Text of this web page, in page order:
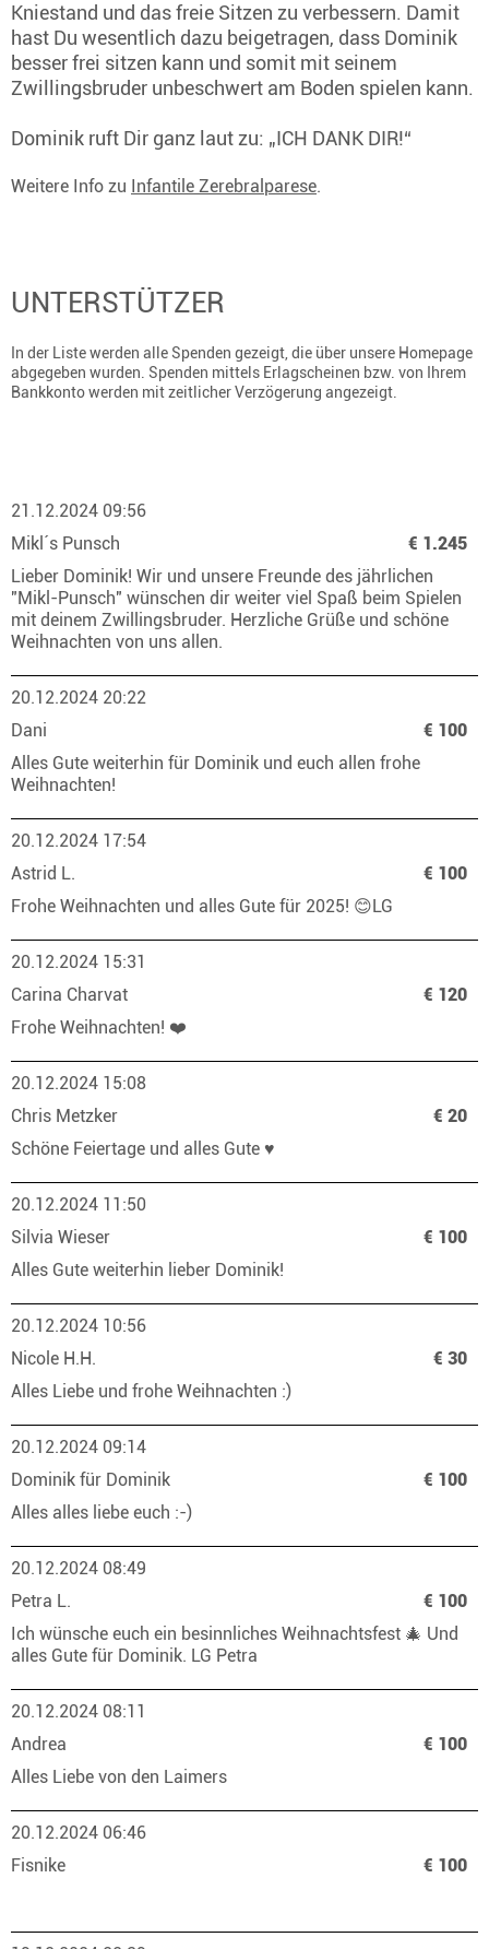
Kniestand und das freie Sitzen zu verbessern. Damit
hast Du wesentlich dazu beigetragen, dass Dominik
besser frei sitzen kann und somit mit seinem
Zwillingsbruder unbeschwert am Boden spielen kann.
Dominik ruft Dir ganz laut zu: „ICH DANK DIR!“
Weitere Info zu Infantile Zerebralparese.
UNTERSTÜTZER
In der Liste werden alle Spenden gezeigt, die über unsere Homepage
abgegeben wurden. Spenden mittels Erlagscheinen bzw. von Ihrem
Bankkonto werden mit zeitlicher Verzögerung angezeigt.
21.12.2024 09:56
Mikl´s Punsch
€ 1.245
Lieber Dominik! Wir und unsere Freunde des jährlichen
"Mikl-Punsch" wünschen dir weiter viel Spaß beim Spielen
mit deinem Zwillingsbruder. Herzliche Grüße und schöne
Weihnachten von uns allen.
20.12.2024 20:22
Dani
€ 100
Alles Gute weiterhin für Dominik und euch allen frohe
Weihnachten!
20.12.2024 17:54
Astrid L.
€ 100
Frohe Weihnachten und alles Gute für 2025! 😊LG
20.12.2024 15:31
Carina Charvat
€ 120
Frohe Weihnachten! ❤️
20.12.2024 15:08
Chris Metzker
€ 20
Schöne Feiertage und alles Gute ♥️
20.12.2024 11:50
Silvia Wieser
€ 100
Alles Gute weiterhin lieber Dominik!
20.12.2024 10:56
Nicole H.H.
€ 30
Alles Liebe und frohe Weihnachten :)
20.12.2024 09:14
Dominik für Dominik
€ 100
Alles alles liebe euch :-)
20.12.2024 08:49
Petra L.
€ 100
Ich wünsche euch ein besinnliches Weihnachtsfest 🎄 Und
alles Gute für Dominik. LG Petra
20.12.2024 08:11
Andrea
€ 100
Alles Liebe von den Laimers
20.12.2024 06:46
Fisnike
€ 100